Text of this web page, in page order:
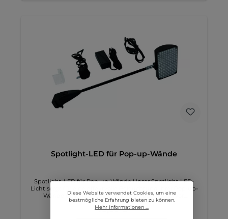
Spotlight-LED für Pop-up-Wände
Spotlight-LED für Pop-up-Wände Unser Spotlight LED-
Licht sorgt für eine effektvolle Beleuchtung Ihrer Pop-up-
Wände und hebt das Druckmotiv perfekt hervor.
Produktdetails: Verwendung: Beleuchtung für Pop-up-
Wände in allen Größen Montage: Wird direkt auf den
75,00 €*
Diese Website verwendet Cookies, um eine
bestmögliche Erfahrung bieten zu können.
Mehr Informationen ...